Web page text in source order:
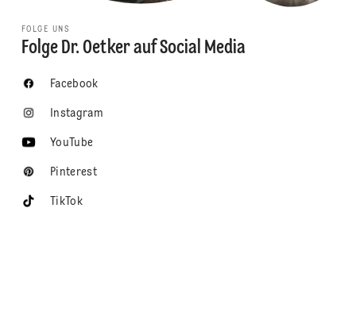
FOLGE UNS
Folge Dr. Oetker auf Social Media
Facebook
Instagram
YouTube
Pinterest
TikTok